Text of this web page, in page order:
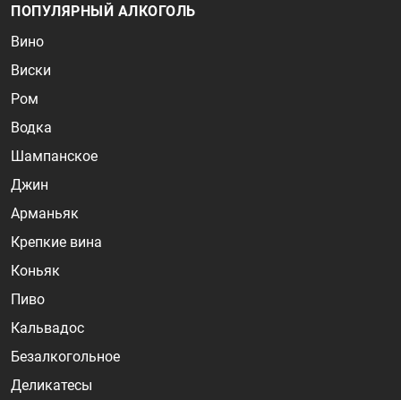
ПОПУЛЯРНЫЙ АЛКОГОЛЬ
Вино
Виски
Ром
Водка
Шампанское
Джин
Арманьяк
Крепкие вина
Коньяк
Пиво
Кальвадос
Безалкогольное
Деликатесы